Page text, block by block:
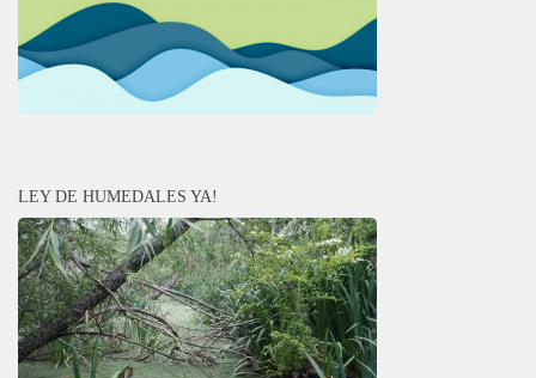
LEY DE HUMEDALES YA!